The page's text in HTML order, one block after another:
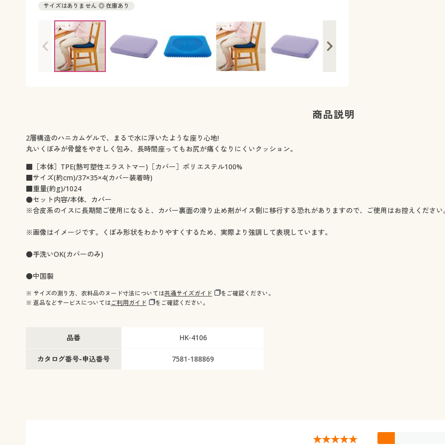
サイズはありません ◎ 在庫あり
商品説明
2層構造のハニカムゲルで、まるで水に浮いたような座り心地!
丸いくぼみが骨盤をやさしく包み、長時間座ってもお尻が痛くなりにくいクッション。
■［本体］TPE(熱可塑性エラストマー)［カバー］ポリエステル100%
■サイズ(約cm)/37×35×4(カバー装着時)
■重量(約g)/1024
●セット内容/本体、カバー
※合皮系のイスに長期間ご使用になると、カバー裏面の滑り止め剤がイス側に移行する恐れがありますので、ご使用はお控えください
※画像はイメージです。くぼみ形状をわかりやすくするため、実際より強調して表現しています。
●手洗いOK(カバーのみ)
●中国製
※ サイズの測り方、衣料品のヌード寸法については共通サイズガイド
をご確認ください。
※ 返品などサービスについてはご利用ガイド をご確認ください。
品番 HK-4106
カタログ番号-申込番号 7581-188869